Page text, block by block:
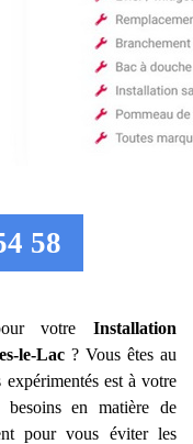
58
votre Installation
le-Lac ? Vous êtes au
est à votre
en matière de
pour vous éviter les